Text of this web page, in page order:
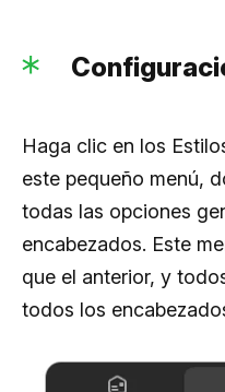
Haga clic en los
este pequeño menú,
todas las opciones
encabezados. Este
que el anterior, y
todos los